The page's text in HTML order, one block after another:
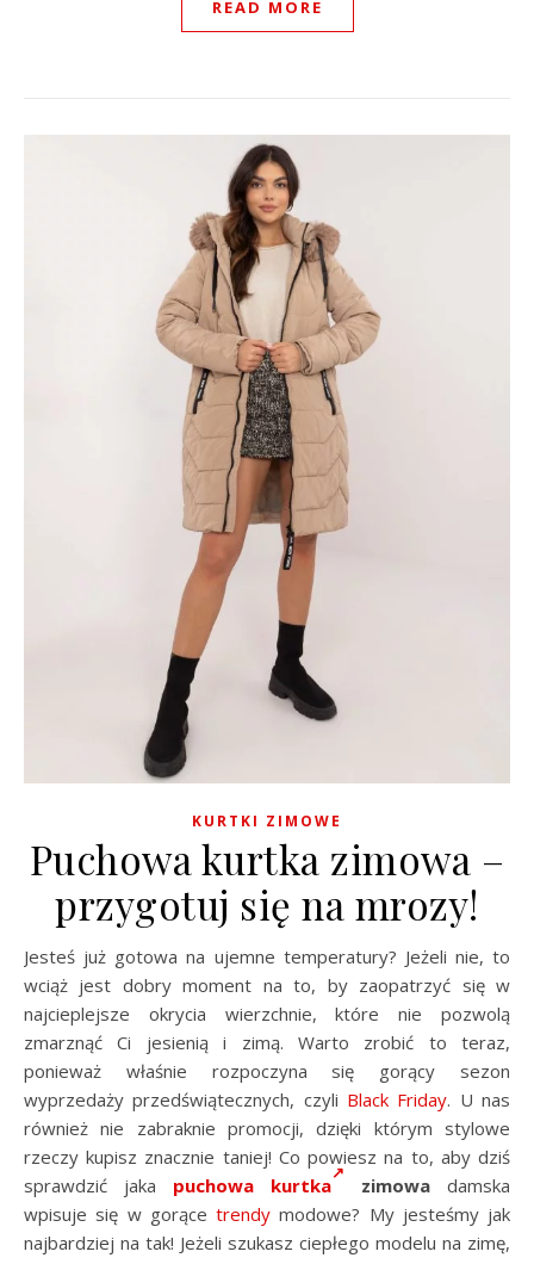
READ MORE
KURTKI ZIMOWE
Puchowa kurtka zimowa –
przygotuj się na mrozy!
Jesteś już gotowa na ujemne temperatury? Jeżeli nie, to
wciąż jest dobry moment na to, by zaopatrzyć się w
najcieplejsze okrycia wierzchnie, które nie pozwolą
zmarznąć Ci jesienią i zimą. Warto zrobić to teraz,
ponieważ właśnie rozpoczyna się gorący sezon
wyprzedaży przedświątecznych, czyli Black Friday. U nas
również nie zabraknie promocji, dzięki którym stylowe
rzeczy kupisz znacznie taniej! Co powiesz na to, aby dziś
sprawdzić jaka puchowa kurtka zimowa damska
wpisuje się w gorące trendy modowe? My jesteśmy jak
najbardziej na tak! Jeżeli szukasz ciepłego modelu na zimę,